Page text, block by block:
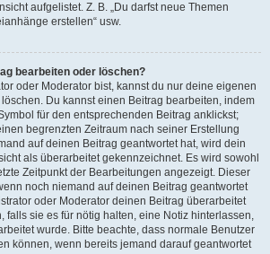
aufgelistet. Z. B. „Du darfst neue Themen
erstellen“ usw.
bearbeiten oder löschen?
oder Moderator bist, kannst du nur deine eigenen
Du kannst einen Beitrag bearbeiten, indem
für den entsprechenden Beitrag anklickst;
begrenzten Zeitraum nach seiner Erstellung
auf deinen Beitrag geantwortet hat, wird dein
als überarbeitet gekennzeichnet. Es wird sowohl
Zeitpunkt der Bearbeitungen angezeigt. Dieser
noch niemand auf deinen Beitrag geantwortet
oder Moderator deinen Beitrag überarbeitet
falls sie es für nötig halten, eine Notiz hinterlassen,
wurde. Bitte beachte, dass normale Benutzer
können, wenn bereits jemand darauf geantwortet